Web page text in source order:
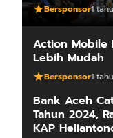
Bersponsor1
Action Mobile
Lebih Mudah
Bersponsor1
Bank Aceh
Tahun 2024,
KAP